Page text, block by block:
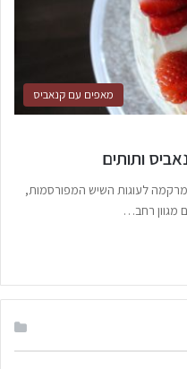
מאפים עם קנאביס
ותותים
לעוגות השיש המפורסמות,
מגוון רחב…